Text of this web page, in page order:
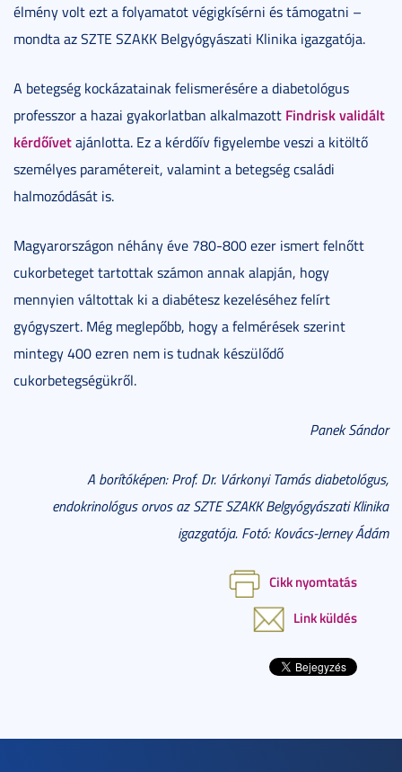
élmény volt ezt a folyamatot végigkísérni és támogatni –
mondta az SZTE SZAKK Belgyógyászati Klinika igazgatója.
A betegség kockázatainak felismerésére a diabetológus
professzor a hazai gyakorlatban alkalmazott Findrisk validált
kérdőívetajánlotta. Ez a kérdőív figyelembe veszi a kitöltő
személyes paramétereit, valamint a betegség családi
halmozódását is.
Magyarországon néhány éve 780-800 ezer ismert felnőtt
cukorbeteget tartottak számon annak alapján, hogy
mennyien váltottak ki a diabétesz kezeléséhez felírt
gyógyszert. Még meglepőbb, hogy a felmérések szerint
mintegy 400 ezren nem is tudnak készülődő
cukorbetegségükről.
Panek Sándor
A borítóképen: Prof. Dr. Várkonyi Tamás diabetológus,
endokrinológus orvos az SZTE SZAKK Belgyógyászati Klinika
igazgatója. Fotó: Kovács-Jerney Ádám
Cikk nyomtatás
Link küldés